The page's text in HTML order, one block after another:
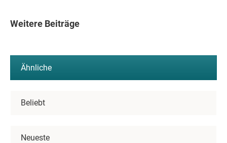
Weitere Beiträge
Ähnliche
Beliebt
Neueste